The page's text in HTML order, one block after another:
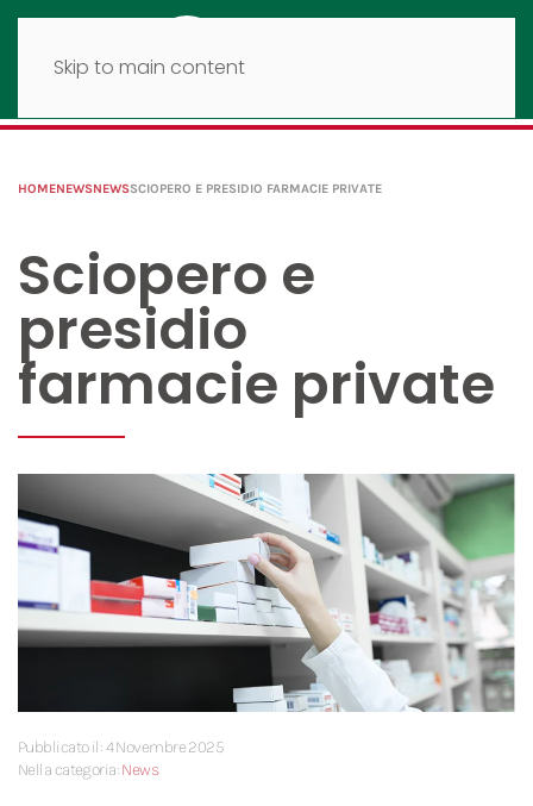
Skip to main content
HOMENEWSNEWSSCIOPERO E PRESIDIO FARMACIE PRIVATE
Sciopero e
presidio
farmacie private
Pubblicato il: 4 Novembre 2025
Nella categoria:News